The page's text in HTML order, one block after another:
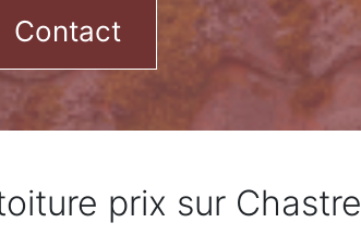
Contact
prix sur Chastre